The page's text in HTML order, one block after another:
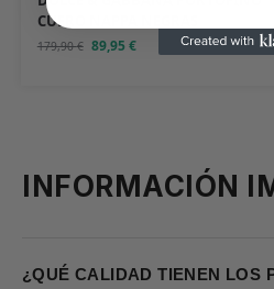
CUERO NAPPA NEGRAS
179,90€ 89,95€
INFORMACIÓN
¿QUÉ CALIDAD TIENEN LOS